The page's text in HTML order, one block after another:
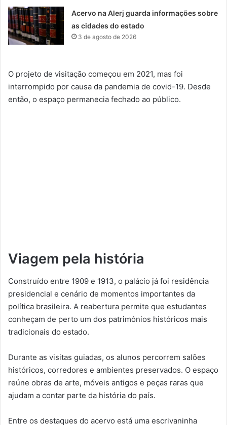
Acervo na Alerj guarda informações sobre
as cidades do estado
3 de agosto de 2026
O projeto de visitação começou em 2021, mas foi
interrompido por causa da pandemia de covid-19. Desde
então, o espaço permanecia fechado ao público.
Viagem pela história
Construído entre 1909 e 1913, o palácio já foi residência
presidencial e cenário de momentos importantes da
política brasileira. A reabertura permite que estudantes
conheçam de perto um dos patrimônios históricos mais
tradicionais do estado.
Durante as visitas guiadas, os alunos percorrem salões
históricos, corredores e ambientes preservados. O espaço
reúne obras de arte, móveis antigos e peças raras que
ajudam a contar parte da história do país.
Entre os destaques do acervo está uma escrivaninha